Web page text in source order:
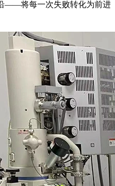
——将每一次失败转化为前进